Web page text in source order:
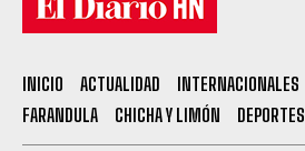
INICIO ACTUALIDAD INTERNACIONALES
FARANDULA
CHICHA Y LIMÓN DEPORTES